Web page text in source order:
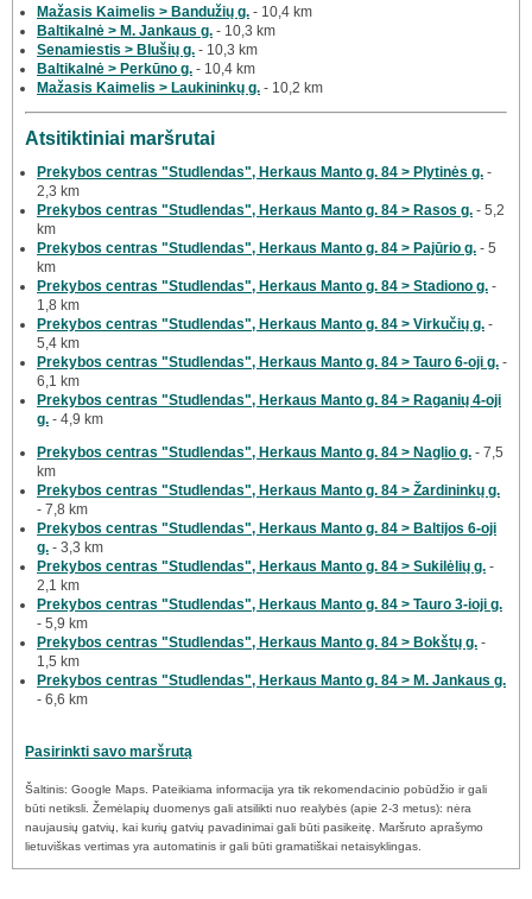
Mažasis Kaimelis > Bandužių g. - 10,4 km
Baltikalnė > M. Jankaus g. - 10,3 km
Senamiestis > Blušių g. - 10,3 km
Baltikalnė > Perkūno g. - 10,4 km
Mažasis Kaimelis > Laukininkų g. - 10,2 km
Atsitiktiniai maršrutai
Prekybos centras "Studlendas", Herkaus Manto g. 84 > Plytinės g. -
2,3 km
Prekybos centras "Studlendas", Herkaus Manto g. 84 > Rasos g. - 5,2
km
Prekybos centras "Studlendas", Herkaus Manto g. 84 > Pajūrio g. - 5
km
Prekybos centras "Studlendas", Herkaus Manto g. 84 > Stadiono g. -
1,8 km
Prekybos centras "Studlendas", Herkaus Manto g. 84 > Virkučių g. -
5,4 km
Prekybos centras "Studlendas", Herkaus Manto g. 84 > Tauro 6-oji g. -
6,1 km
Prekybos centras "Studlendas", Herkaus Manto g. 84 > Raganių 4-oji
g. - 4,9 km
Prekybos centras "Studlendas", Herkaus Manto g. 84 > Naglio g. - 7,5
km
Prekybos centras "Studlendas", Herkaus Manto g. 84 > Žardininkų g.
- 7,8 km
Prekybos centras "Studlendas", Herkaus Manto g. 84 > Baltijos 6-oji
g. - 3,3 km
Prekybos centras "Studlendas", Herkaus Manto g. 84 > Sukilėlių g. -
2,1 km
Prekybos centras "Studlendas", Herkaus Manto g. 84 > Tauro 3-ioji g.
- 5,9 km
Prekybos centras "Studlendas", Herkaus Manto g. 84 > Bokštų g. -
1,5 km
Prekybos centras "Studlendas", Herkaus Manto g. 84 > M. Jankaus g.
- 6,6 km
Pasirinkti savo maršrutą
Šaltinis: Google Maps. Pateikiama informacija yra tik rekomendacinio pobūdžio ir gali
būti netiksli. Žemėlapių duomenys gali atsilikti nuo realybės (apie 2-3 metus): nėra
naujausių gatvių, kai kurių gatvių pavadinimai gali būti pasikeitę. Maršruto aprašymo
lietuviškas vertimas yra automatinis ir gali būti gramatiškai netaisyklingas.